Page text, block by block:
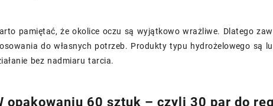
pamiętać, że okolice oczu są wyjątkowo wrażliwe. Dlatego
do własnych potrzeb. Produkty typu hydrożelowego są
bez nadmiaru tarcia.
opakowaniu 60 sztuk – czyli 30 par do